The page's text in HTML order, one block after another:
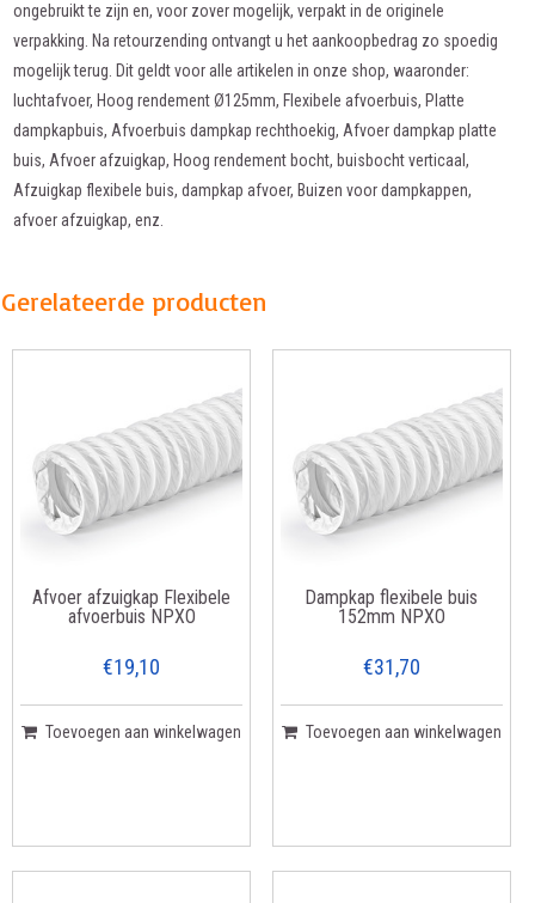
ongebruikt te zijn en, voor zover mogelijk, verpakt in de originele
verpakking. Na retourzending ontvangt u het aankoopbedrag zo spoedig
mogelijk terug. Dit geldt voor alle artikelen in onze shop, waaronder:
luchtafvoer, Hoog rendement Ø125mm, Flexibele afvoerbuis, Platte
dampkapbuis, Afvoerbuis dampkap rechthoekig, Afvoer dampkap platte
buis, Afvoer afzuigkap, Hoog rendement bocht, buisbocht verticaal,
Afzuigkap flexibele buis, dampkap afvoer, Buizen voor dampkappen,
afvoer afzuigkap, enz.
Gerelateerde producten
Afvoer afzuigkap Flexibele
afvoerbuis NPXO
€19,10
Toevoegen aan winkelwagen
Dampkap flexibele buis
152mm NPXO
€31,70
Toevoegen aan winkelwagen